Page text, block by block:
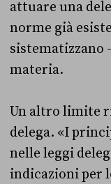
attuare una
norme già
sistematizzano
materia.
Un altro limite
delega. «I
nelle leggi
indicazioni per